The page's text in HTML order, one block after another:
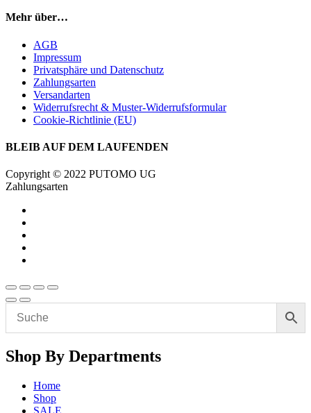
Mehr über…
AGB
Impressum
Privatsphäre und Datenschutz
Zahlungsarten
Versandarten
Widerrufsrecht & Muster-Widerrufsformular
Cookie-Richtlinie (EU)
BLEIB AUF DEM LAUFENDEN
Copyright © 2022 PUTOMO UG
Zahlungsarten
Shop By Departments
Home
Shop
SALE